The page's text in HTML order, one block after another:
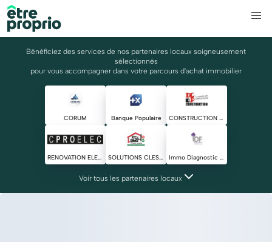
Bénéficiez des services de nos partenaires locaux soigneusement
sélectionnés
pour vous accompagner dans votre parcours d'achat immobilier
CORUM Banque Populaire CONSTRUCTION DGP
RENOVATION ELECTRIQUE SOLUTIONS CLES HABITAT Immo Diagnostic Fuentes
Voir tous les partenaires locaux